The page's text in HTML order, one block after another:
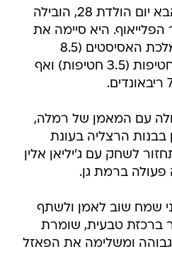
בראון, שתחגוג בחודש הבא יום הולדת 28, הובילה
היא סיימה את
הליגה בעונה שחלפה כמלכת האסיסטים (8.5
אסיסטים) וגם כמלכת החטיפות (3.5 חטיפות) ואף
עם המאמן של רמלה,
בבנות הרצליה בעונת
גם תחזור לשחק עם ג'יליאן אלין
פעולה ברמת גן.
שמח שוב לאמן ולשתף
ברכזת טבעית, שומרת
גבוהה ומשלימה את הפאזל